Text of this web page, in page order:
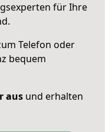
für Ihre
Telefon oder
bequem
aus und erhalten